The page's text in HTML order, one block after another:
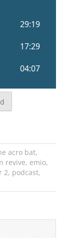
acro bat,
revive, emio,
2, podcast,